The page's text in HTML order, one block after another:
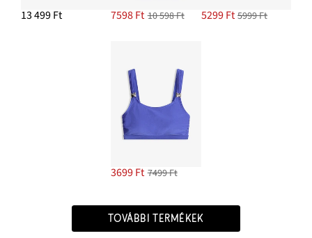
13 499 Ft 7598 Ft 10 598 Ft 5299 Ft 5999 Ft
3699 Ft 7499 Ft
TOVÁBBI TERMÉKEK